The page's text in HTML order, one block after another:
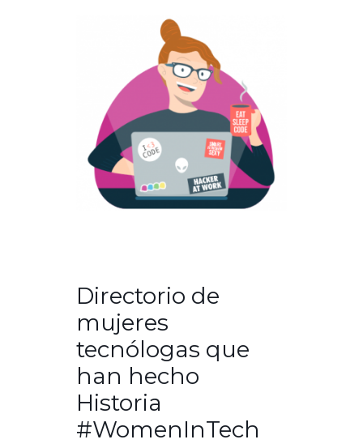
Directorio de
mujeres
tecnólogas que
han hecho
Historia
#WomenInTech